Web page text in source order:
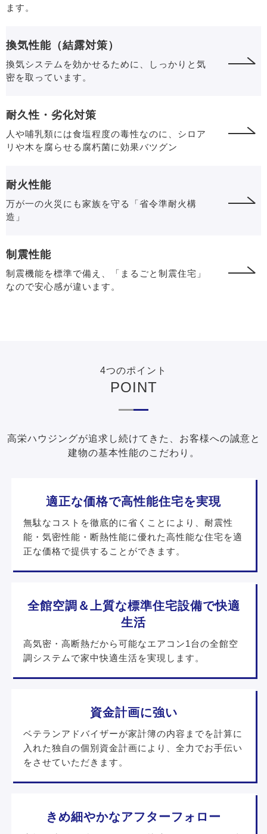
ます。
換気性能（結露対策）
換気システムを効かせるために、しっかりと気
密を取っています。
耐久性・劣化対策
人や哺乳類には食塩程度の毒性なのに、 シロア
リや木を腐らせる腐朽菌に効果バツグン
耐火性能
万が一の火災にも家族を守る「省令準耐火構
造」
制震性能
制震機能を標準で備え、「まるごと制震住宅」
なので安心感が違います。
4つのポイント
POINT
高栄ハウジングが追求し続けてきた、お客様への誠意と
建物の基本性能のこだわり。
適正な価格で高性能住宅を実現
無駄なコストを徹底的に省くことにより、耐震性
能・気密性能・断熱性能に優れた高性能な住宅を適
正な価格で提供することができます。
全館空調＆上質な標準住宅設備で快適
生活
高気密・高断熱だから可能なエアコン1台の全館空
調システムで家中快適生活を実現します。
資金計画に強い
ベテランアドバイザーが家計簿の内容までを計算に
入れた独自の個別資金計画により、全力でお手伝い
をさせていただきます。
きめ細やかなアフターフォロー